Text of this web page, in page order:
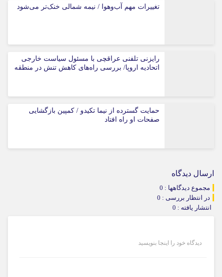
تغییرات مهم آب‌وهوا / نیمه شمالی خنک‌تر می‌شود
رایزنی تلفنی عراقچی با مسئول سیاست خارجی
اتحادیه اروپا/ بررسی راه‌های کاهش تنش در منطقه
حمایت گسترده از نیما تکیدو / کمپین بازگشایی
صفحات او راه افتاد
ارسال دیدگاه
مجموع دیدگاهها : 0
در انتظار بررسی : 0
انتشار یافته : 0
دیدگاه خود را اینجا بنویسید